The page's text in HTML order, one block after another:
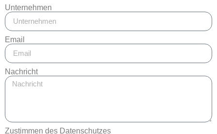
Unternehmen
Email
Nachricht
Zustimmen des Datenschutzes